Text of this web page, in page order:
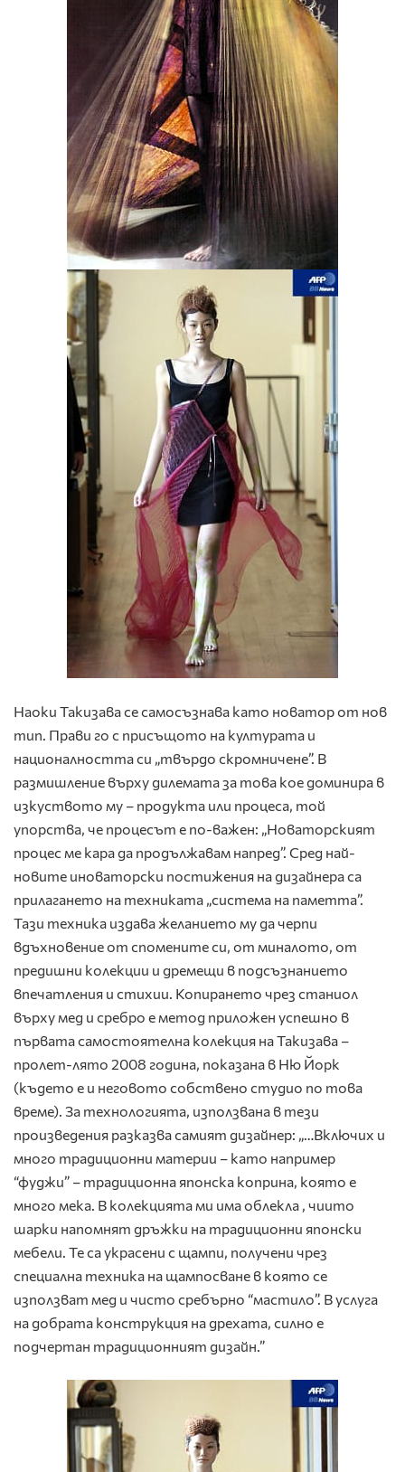
Наоки Такизава се самосъзнава като новатор от нов
тип. Прави го с присъщото на културата и
националността си „твърдо скромничене”. В
размишление върху дилемата за това кое доминира в
изкуството му – продукта или процеса, той
упорства, че процесът е по-важен: „Новаторският
процес ме кара да продължавам напред”. Сред най-
новите иноваторски постижения на дизайнера са
прилагането на техниката „система на паметта”.
Тази техника издава желанието му да черпи
вдъхновение от спомените си, от миналото, от
предишни колекции и дремещи в подсъзнанието
впечатления и стихии. Копирането чрез станиол
върху мед и сребро е метод приложен успешно в
първата самостоятелна колекция на Такизава –
пролет-лято 2008 година, показана в Ню Йорк
(където е и неговото собствено студио по това
време). За технологията, използвана в тези
произведения разказва самият дизайнер: „…Включих и
много традиционни материи – като например
“фуджи” – традиционна японска коприна, която е
много мека. В колекцията ми има облекла , чиито
шарки напомнят дръжки на традиционни японски
мебели. Те са украсени с щампи, получени чрез
специална техника на щампосване в която се
използват мед и чисто сребърно “мастило”. В услуга
на добрата конструкция на дрехата, силно е
подчертан традиционният дизайн.”